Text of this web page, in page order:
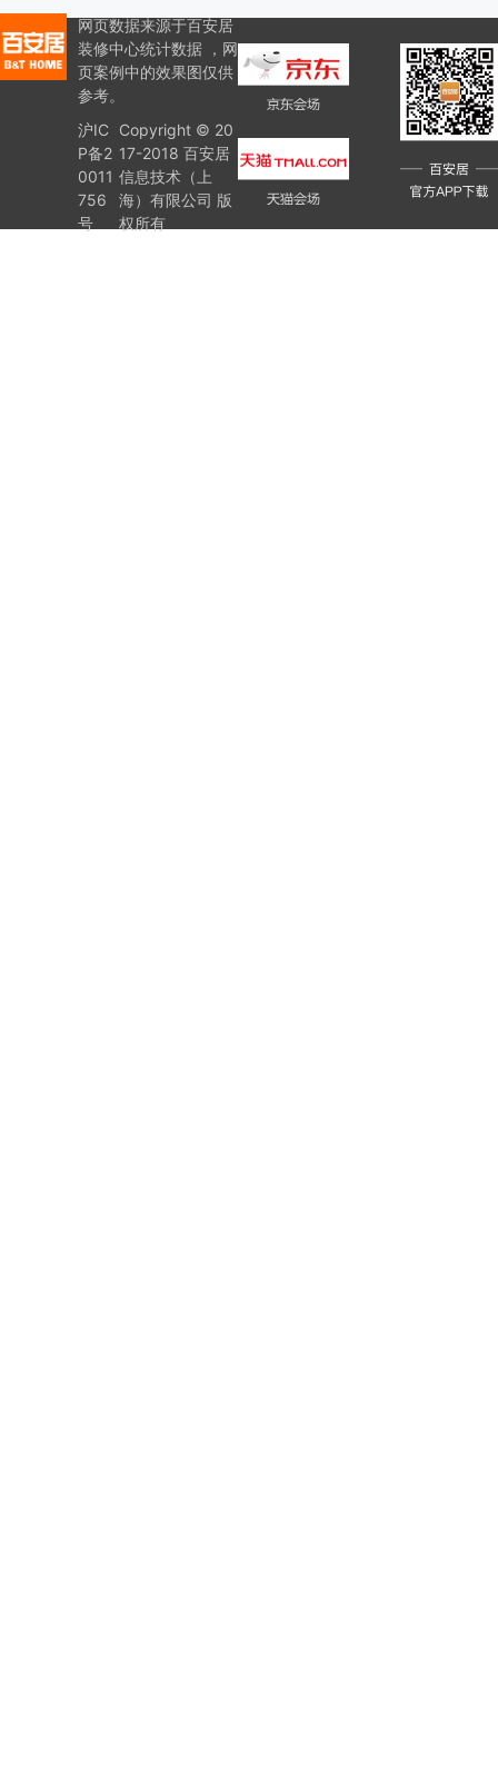
网页数据来源于百安居
装修中心统计数据 ，网
页案例中的效果图仅供
参考。
沪IC
P备2
0011
756
号
Copyright © 20
17-2018 百安居
信息技术（上
海）有限公司 版
权所有